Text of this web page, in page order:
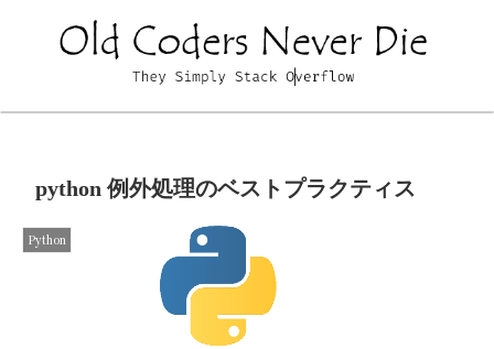
python 例外処理のベストプラクティス
Python